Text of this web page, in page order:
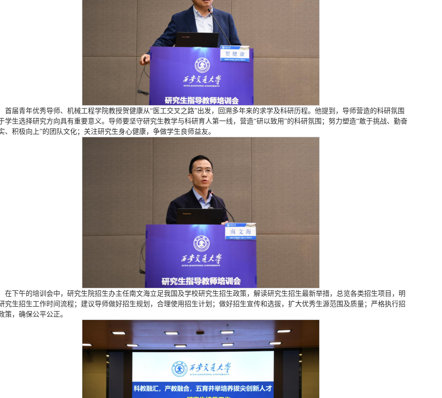
首届青年优秀导师、机械工程学院教授贺健康从“医工交叉之路”出发，回溯多年来的求学及科研历程。他提到，导师营造的科研氛围
学生选择研究方向具有重要意义。导师要坚守研究生教学与科研育人第一线，营造“研以致用”的科研氛围；努力塑造“敢于挑战、勤奋
、积极向上”的团队文化；关注研究生身心健康，争做学生良师益友。
在下午的培训会中，研究生院招生办主任南文海立足我国及学校研究生招生政策，解读研究生招生最新举措，总览各类招生项目，明
究生招生工作时间流程；建议导师做好招生规划，合理使用招生计划；做好招生宣传和选拔，扩大优秀生源范围及质量；严格执行招
策，确保公平公正。